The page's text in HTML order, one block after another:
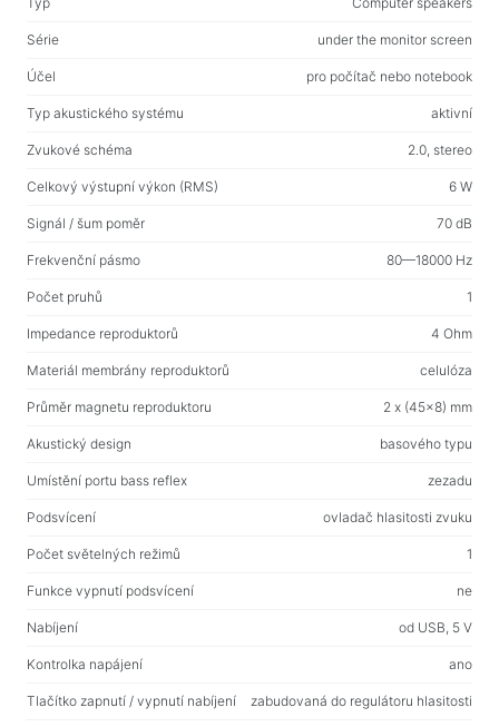
Web-kamery
Web-kamery
Tašky a batohy na notebooky
Cestovní batohy
Kufry na kolečkách
Organizérové tašky
Držáky do auta
Batohy pro studium i volný čas
Prostředky bezkontaktního čištění
Spraye, pěny, gely
Vlhké ubrousky
Pro aktivní sport
Pracovní prostor a bytový nábytek
Série under the monitor screen
Účel pro počítač nebo notebook
Typ akustického systému aktivní
Zvukové schéma 2.0, stereo
Celkový výstupní výkon (RMS) 6 W
Signál / šum poměr 70 dB
Frekvenční pásmo 80—18000 Hz
Počet pruhů 1
Impedance reproduktorů 4 Ohm
Materiál membrány reproduktorů celulóza
Průměr magnetu reproduktoru 2 x (45x8) mm
Akustický design basového typu
Umístění portu bass reflex zezadu
Podsvícení ovladač hlasitosti zvuku
Počet světelných režimů 1
Funkce vypnutí podsvícení ne
Nabíjení od USB, 5 V
Kontrolka napájení ano
Tlačítko zapnutí / vypnutí nabíjení zabudovaná do regulátoru hlasitosti